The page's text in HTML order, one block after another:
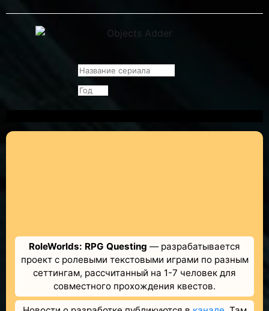
RoleWorlds: RPG Questing — разрабатывается
проект с ролевыми текстовыми играми по разным
сеттингам, рассчитанный на 1-7 человек для
совместного прохождения квестов.